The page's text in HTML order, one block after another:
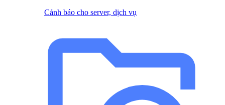
Cảnh báo cho server, dịch vụ